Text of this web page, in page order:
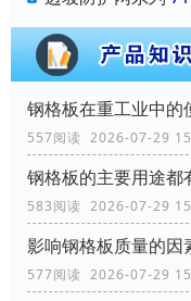
钢格板在重工业中的
557阅读 2026-07-29
钢格板的主要用途都
583阅读 2026-07-29
影响钢格板质量的因
577阅读 2026-07-29